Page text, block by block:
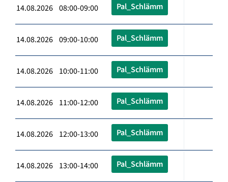
14.08.2026 08:00-09:00 Pal_Schlämm
14.08.2026 09:00-10:00 Pal_Schlämm
14.08.2026 10:00-11:00 Pal_Schlämm
14.08.2026 11:00-12:00 Pal_Schlämm
14.08.2026 12:00-13:00 Pal_Schlämm
14.08.2026 13:00-14:00 Pal_Schlämm